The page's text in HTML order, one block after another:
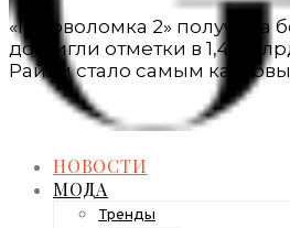
НОВОСТИ
МОДА
Тренды
«Головоломка 2» получила
достигли отметки в 1,46
Райли стало самым